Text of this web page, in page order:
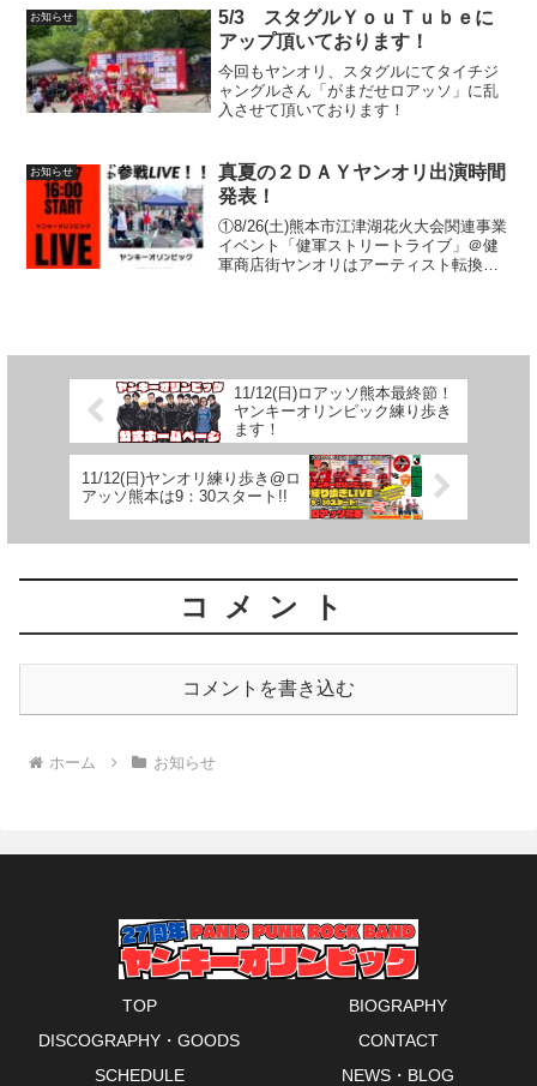
お知らせ
5/3 スタグルＹｏｕＴｕｂｅに
アップ頂いております！
今回もヤンオリ、スタグルにてタイチジ
ャングルさん「がまだせロアッソ」に乱
入させて頂いております！
お知らせ
真夏の２ＤＡＹヤンオリ出演時間
発表！
①8/26(土)熊本市江津湖花火大会関連事業
イベント「健軍ストリートライブ」＠健
軍商店街ヤンオリはアーティスト転換時
11/12(日)ロアッソ熊本最終節！
ヤンキーオリンピック練り歩き
ます！
11/12(日)ヤンオリ練り歩き@ロ
アッソ熊本は9：30スタート!!
コメント
コメントを書き込む
ホーム お知らせ
TOP
BIOGRAPHY
DISCOGRAPHY・GOODS
CONTACT
SCHEDULE
NEWS・BLOG